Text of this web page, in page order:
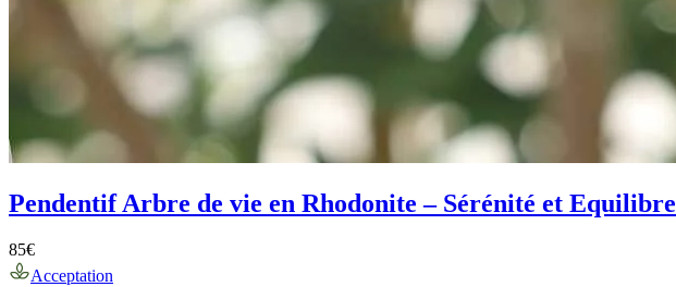
Pendentif Arbre de vie en Rhodonite – Sérénité et Equilibre
85€
Acceptation